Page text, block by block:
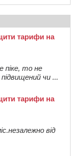
тарифи на
піке, то не
чи ...
тарифи на
від